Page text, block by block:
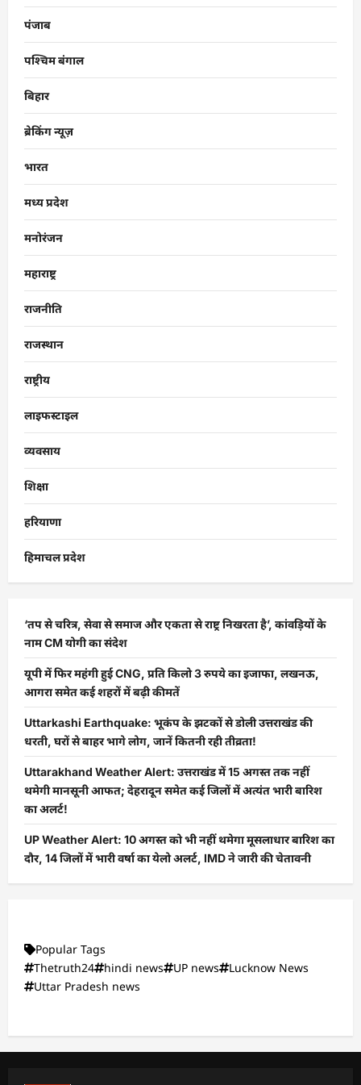
पंजाब
पश्चिम बंगाल
बिहार
ब्रेकिंग न्यूज़
भारत
मध्य प्रदेश
मनोरंजन
महाराष्ट्र
राजनीति
राजस्थान
राष्ट्रीय
लाइफस्टाइल
व्यवसाय
शिक्षा
हरियाणा
हिमाचल प्रदेश
‘तप से चरित्र, सेवा से समाज और एकता से राष्ट्र निखरता है’, कांवड़ियों के
नाम CM योगी का संदेश
यूपी में फिर महंगी हुई CNG, प्रति किलो 3 रुपये का इजाफा, लखनऊ,
आगरा समेत कई शहरों में बढ़ी कीमतें
Uttarkashi Earthquake: भूकंप के झटकों से डोली उत्तराखंड की
धरती, घरों से बाहर भागे लोग, जानें कितनी रही तीव्रता!
Uttarakhand Weather Alert: उत्तराखंड में 15 अगस्त तक नहीं
थमेगी मानसूनी आफत; देहरादून समेत कई जिलों में अत्यंत भारी बारिश
का अलर्ट!
UP Weather Alert: 10 अगस्त को भी नहीं थमेगा मूसलाधार बारिश का
दौर, 14 जिलों में भारी वर्षा का येलो अलर्ट, IMD ने जारी की चेतावनी
Popular Tags
Thetruth24
hindi news UP news
Lucknow News
Uttar Pradesh news